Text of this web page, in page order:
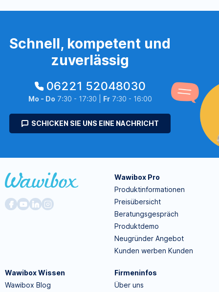
Schnell, kompetent und
zuverlässig
06221 52048030
Mo - Do 7:30 - 17:30 | Fr7:30 - 16:00
SCHICKEN SIE UNS EINE NACHRICHT
Wawibox Pro
Produktinformationen
Preisübersicht
Beratungsgespräch
Produktdemo
Neugründer Angebot
Kunden werben Kunden
Wawibox Wissen
Wawibox Blog
Firmeninfos
Über uns